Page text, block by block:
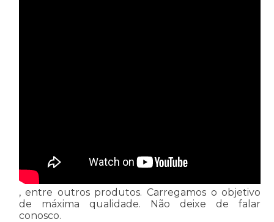
, entre outros produtos. Carregamos o objetivo
de máxima qualidade. Não deixe de falar
conosco.